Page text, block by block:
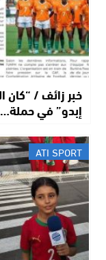
إبدو” في حملة…
ATI SPORT